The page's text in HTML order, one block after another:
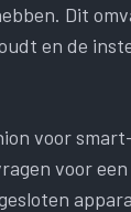
Dit
en de
voor
voor